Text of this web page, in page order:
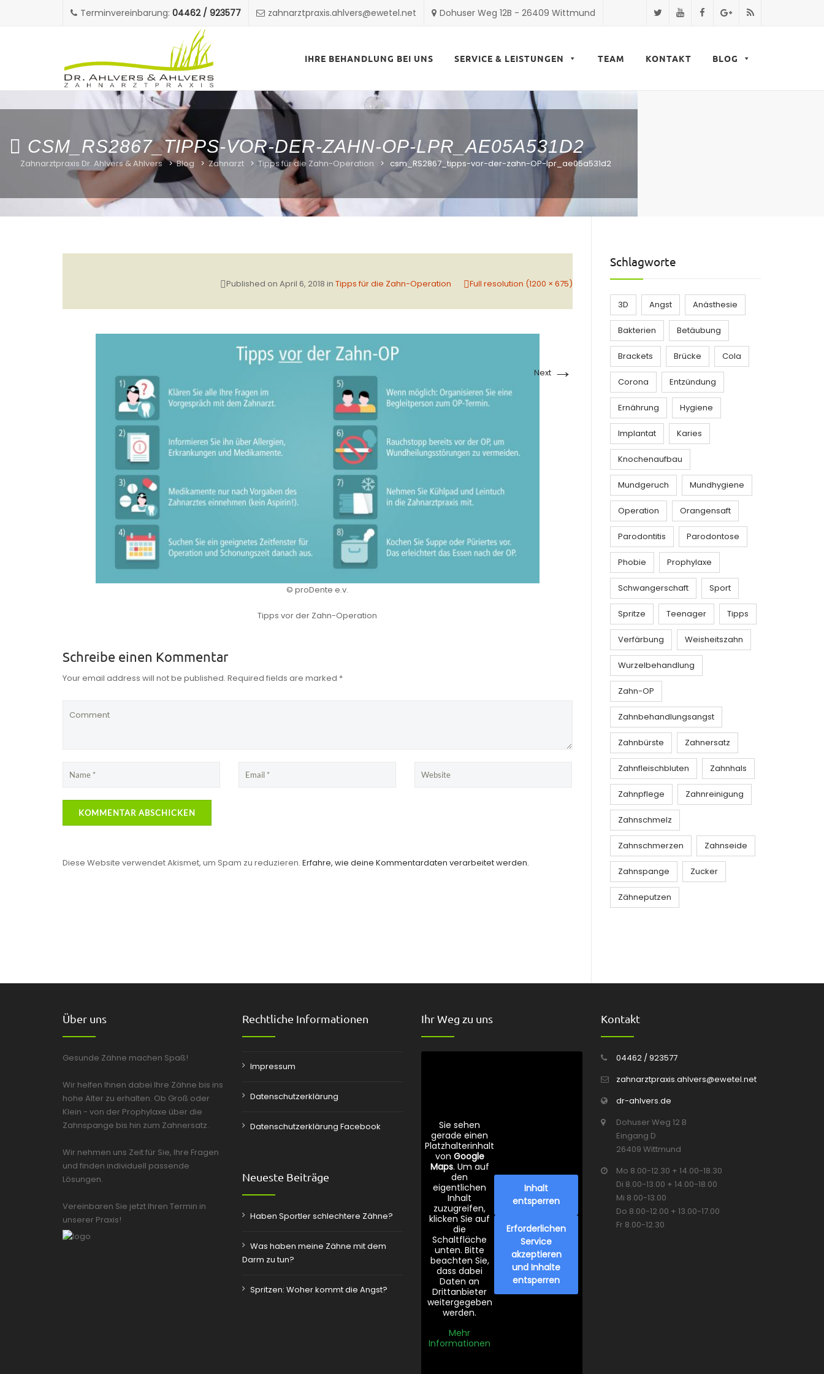
Terminvereinbarung: 04462 / 923577 zahnarztpraxis.ahlvers@ewetel.net Dohuser Weg 12B - 26409 Wittmund
content
IHRE BEHANDLUNG BEI UNS SERVICE & LEISTUNGEN TEAM KONTAKT BLOG
CSM_RS2867_TIPPS-VOR-DER-ZAHN-OP-LPR_AE05A531D2
Zahnarztpraxis Dr. Ahlvers & Ahlvers >Blog > Zahnarzt > Tipps für die Zahn-Operation > csm_RS2867_tipps-vor-der-zahn-OP-lpr_ae05a531d2
Published on April 6, 2018 in Tipps für die Zahn-Operation Full resolution (1200 × 675)
Next →
© proDente e.v.
Tipps vor der Zahn-Operation
Schreibe einen Kommentar
Your email address will not be published. Required fields are marked *
Diese Website verwendet Akismet, um Spam zu reduzieren. Erfahre, wie deine Kommentardaten verarbeitet werden.
Schlagworte
3D Angst Anästhesie
Bakterien Betäubung
Brackets Brücke Cola
Corona Entzündung
Ernährung Hygiene
Implantat Karies
Knochenaufbau
Mundgeruch Mundhygiene
Operation Orangensaft
Parodontitis Parodontose
Phobie Prophylaxe
Schwangerschaft Sport
Spritze Teenager Tipps
Verfärbung Weisheitszahn
Wurzelbehandlung
Zahn-OP
Zahnbehandlungsangst
Zahnbürste Zahnersatz
Zahnfleischbluten Zahnhals
Zahnpflege Zahnreinigung
Zahnschmelz
Zahnschmerzen Zahnseide
Zahnspange Zucker
Zähneputzen
Über uns
Gesunde Zähne machen Spaß!
Wir helfen Ihnen dabei Ihre Zähne bis ins
hohe Alter zu erhalten. Ob Groß oder
Klein - von der Prophylaxe über die
Zahnspange bis hin zum Zahnersatz.
Wir nehmen uns Zeit für Sie, Ihre Fragen
und finden individuell passende
Lösungen.
Vereinbaren Sie jetzt Ihren Termin in
unserer Praxis!
Rechtliche Informationen
Impressum
Datenschutzerklärung
Datenschutzerklärung Facebook
Neueste Beiträge
Haben Sportler schlechtere Zähne?
Was haben meine Zähne mit dem
Darm zu tun?
Spritzen: Woher kommt die Angst?
Ihr Weg zu uns
Sie sehen
gerade einen
Platzhalterinhalt
von Google
Maps. Um auf
den
eigentlichen
Inhalt
zuzugreifen,
klicken Sie auf
die
Schaltfläche
unten. Bitte
beachten Sie,
dass dabei
Daten an
Drittanbieter
weitergegeben
werden.
Mehr
Informationen
Inhalt
entsperren
Erforderlichen
Service
akzeptieren
und Inhalte
entsperren
Kontakt
04462 / 923577
zahnarztpraxis.ahlvers@ewetel.net
dr-ahlvers.de
Dohuser Weg 12 B
Eingang D
26409 Wittmund
Mo 8.00-12.30 + 14.00-18.30
Di 8.00-13.00 + 14.00-18.00
Mi 8.00-13.00
Do 8.00-12.00 + 13.00-17.00
Fr 8.00-12.30